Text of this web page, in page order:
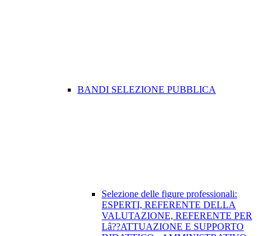
BANDI SELEZIONE PUBBLICA
Selezione delle figure professionali:
ESPERTI, REFERENTE DELLA
VALUTAZIONE, REFERENTE PER
Lâ??ATTUAZIONE E SUPPORTO